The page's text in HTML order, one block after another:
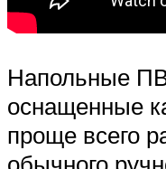
Напольные
оснащенные
проще всего